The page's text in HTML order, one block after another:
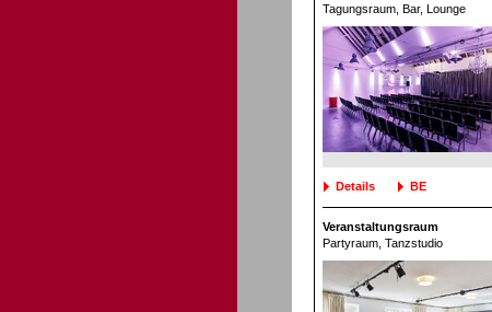
Tagungsraum , Bar, Lounge
Details BE
Veranstaltungsraum
Partyraum , Tanzstudio